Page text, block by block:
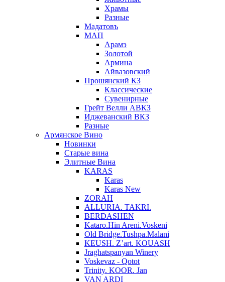
Храмы
Разные
Мадатовъ
МАП
Арамэ
Золотой
Армина
Айвазовский
Прошянский КЗ
Классические
Сувенирные
Грейт Велли АВКЗ
Иджеванский ВКЗ
Разные
Армянское Вино
Новинки
Старые вина
Элитные Вина
KARAS
Karas
Karas New
ZORAH
ALLURIA. TAKRI.
BERDASHEN
Kataro.Hin Areni.Voskeni
Old Bridge.Tushpa.Malani
KEUSH. Z’art. KOUASH
Jraghatspanyan Winery
Voskevaz - Qotot
Trinity. KOOR. Jan
VAN ARDI